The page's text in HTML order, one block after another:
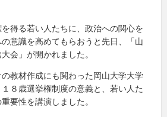
得る若い人たちに、政治への関心を
意識を高めてもらおうと先日、「山
会」が開かれました。
教材作成にも関わった岡山大学大学
８歳選挙権制度の意義と、若い人た
要性を講演しました。